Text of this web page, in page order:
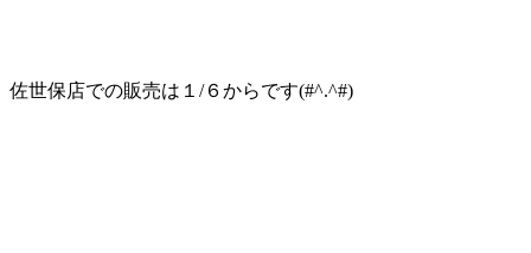
佐世保店での販売は１/６からです(#^.^#)